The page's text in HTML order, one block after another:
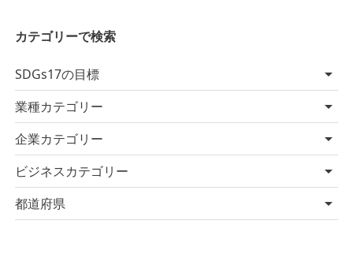
カテゴリーで検索
SDGs17の目標
業種カテゴリー
企業カテゴリー
ビジネスカテゴリー
都道府県